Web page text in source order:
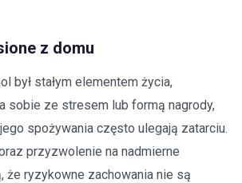
z domu
był stałym elementem życia,
sobie ze stresem lub formą nagrody,
spożywania często ulegają zatarciu.
przyzwolenie na nadmierne
że ryzykowne zachowania nie są